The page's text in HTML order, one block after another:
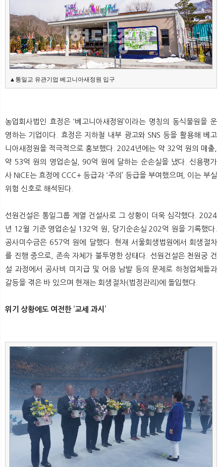
▲통일교 유관기업 베고니아새정원 입구
농업회사법인 효정은 ‘베고니아새정원’이라는 명칭의 동식물원을 운
영하는 기업이다. 효정은 지하철 내부 광고와 SNS 등을 활용해 베고
니아새정원을 적극적으로 홍보했다. 2024년에는 약 32억 원의 매출,
약 53억 원의 영업손실, 90억 원에 달하는 순손실을 냈다. 신용평가
사 NICE는 효정에 CCC+ 등급과 ‘주의’ 등급을 부여했으며, 이는 부실
위험 신호로 해석된다.
선원건설은 통일그룹 계열 건설사로 그 상황이 더욱 심각했다. 2024
년 12월 기준 영업손실 132억 원, 당기순손실 202억 원을 기록했다.
공사미수금은 657억 원에 달했다. 현재 서울회생법원에서 회생절차
를 진행 중으로, 존속 자체가 불투명한 상태다. 선원건설은 천원궁 건
설 과정에서 공사비 미지급 및 어음 남발 등의 문제로 하청업체들과
갈등을 겪은 바 있으며 현재는 회생절차(법정관리)에 돌입했다.
위기 상황에도 여전한 ‘교세 과시’